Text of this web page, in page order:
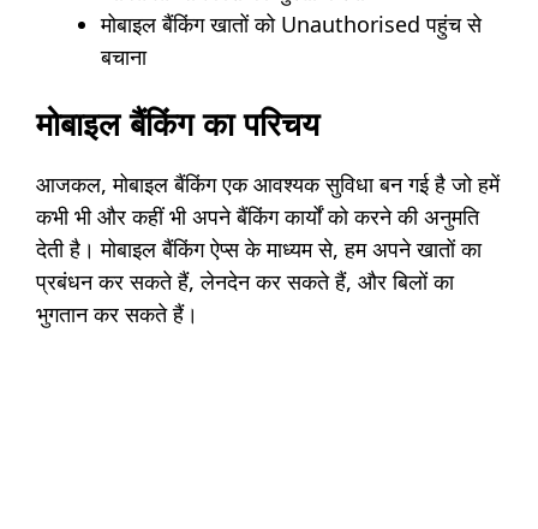
मोबाइल बैंकिंग खातों को Unauthorised पहुंच से
बचाना
मोबाइल बैंकिंग का परिचय
आजकल, मोबाइल बैंकिंग एक आवश्यक सुविधा बन गई है जो हमें
कभी भी और कहीं भी अपने बैंकिंग कार्यों को करने की अनुमति
देती है। मोबाइल बैंकिंग ऐप्स के माध्यम से, हम अपने खातों का
प्रबंधन कर सकते हैं, लेनदेन कर सकते हैं, और बिलों का
भुगतान कर सकते हैं।